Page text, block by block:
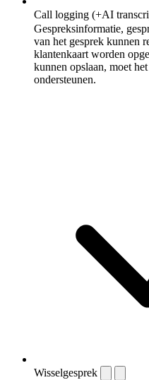
Call logging (+AI
Gespreksinformatie,
van het gesprek kunnen
klantenkaart worden
kunnen opslaan, moet
ondersteunen.
Wisselgesprek